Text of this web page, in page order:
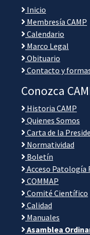
Inicio
Membresía CAMP
Calendario
Marco Legal
Obituario
Contacto y
Conozca
Historia CAMP
Quienes Somos
Carta de la
Normatividad
Boletín
Acceso Patología
COMMAP
Comité Científico
Calidad
Manuales
Asamblea